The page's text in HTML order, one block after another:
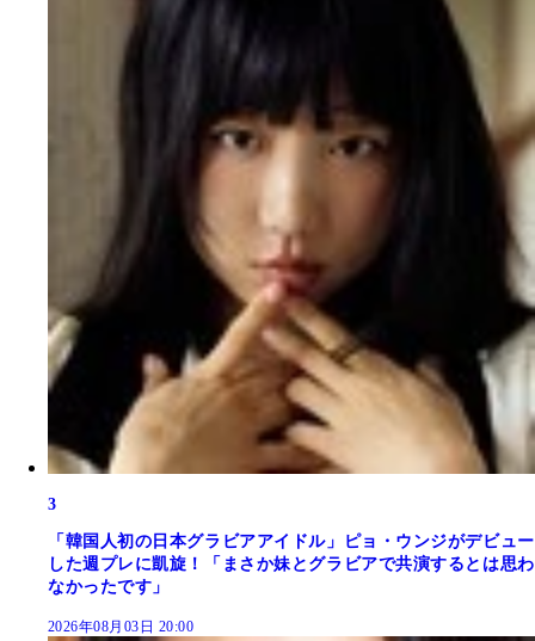
3
「韓国人初の日本グラビアアイドル」ピョ・ウンジがデビュー
した週プレに凱旋！「まさか妹とグラビアで共演するとは思わ
なかったです」
2026年08月03日 20:00